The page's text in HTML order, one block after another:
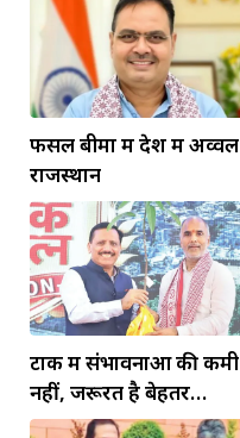
फसल बीमा में देश में अव्वल
राजस्थान
टोंक में संभावनाओं की कमी
नहीं, जरूरत है बेहतर
इंफ्रास्ट्रक्चर की